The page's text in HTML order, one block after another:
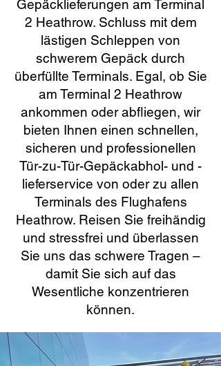
Gepäcklieferungen am Terminal
2 Heathrow. Schluss mit dem
lästigen Schleppen von
schwerem Gepäck durch
überfüllte Terminals. Egal, ob Sie
am Terminal 2 Heathrow
ankommen oder abfliegen, wir
bieten Ihnen einen schnellen,
sicheren und professionellen
Tür-zu-Tür-Gepäckabhol- und -
lieferservice von oder zu allen
Terminals des Flughafens
Heathrow. Reisen Sie freihändig
und stressfrei und überlassen
Sie uns das schwere Tragen –
damit Sie sich auf das
Wesentliche konzentrieren
können.